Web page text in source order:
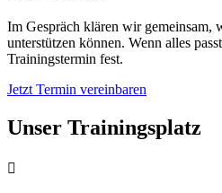
Im Gespräch klären wir gemeinsam,
unterstützen können. Wenn alles
Trainingstermin fest.
Jetzt Termin vereinbaren
Unser Trainingsplatz
